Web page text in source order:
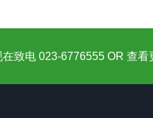
在致电 023-6776555 OR 查